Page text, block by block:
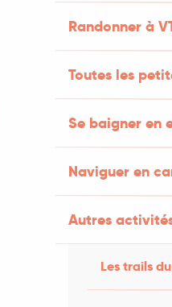
Randonner à
Toutes les
Se baigner en
Naviguer en
Autres
Les trails
!
À
ITINÉRANCE